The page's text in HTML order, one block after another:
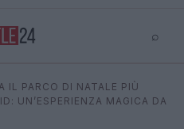
⌕
⌕
IL PARCO DI NATALE PIÙ
UN’ESPERIENZA MAGICA DA